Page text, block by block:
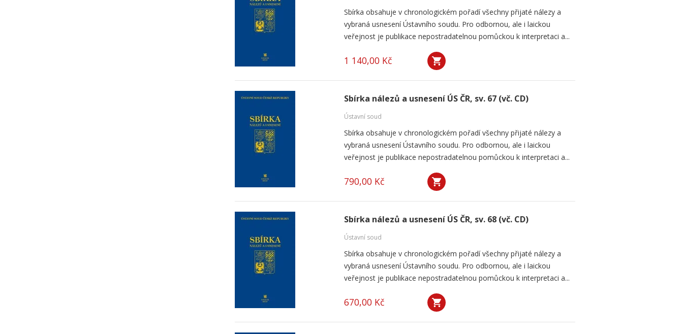
Sbírka obsahuje v chronologickém pořadí všechny přijaté nálezy a
vybraná usnesení Ústavního soudu. Pro odbornou, ale i laickou
veřejnost je publikace nepostradatelnou pomůckou k interpretaci a...
1 140,00 Kč
Sbírka nálezů a usnesení ÚS ČR, sv. 67 (vč. CD)
Ústavní soud
Sbírka obsahuje v chronologickém pořadí všechny přijaté nálezy a
vybraná usnesení Ústavního soudu. Pro odbornou, ale i laickou
veřejnost je publikace nepostradatelnou pomůckou k interpretaci a...
790,00 Kč
Sbírka nálezů a usnesení ÚS ČR, sv. 68 (vč. CD)
Ústavní soud
Sbírka obsahuje v chronologickém pořadí všechny přijaté nálezy a
vybraná usnesení Ústavního soudu. Pro odbornou, ale i laickou
veřejnost je publikace nepostradatelnou pomůckou k interpretaci a...
670,00 Kč